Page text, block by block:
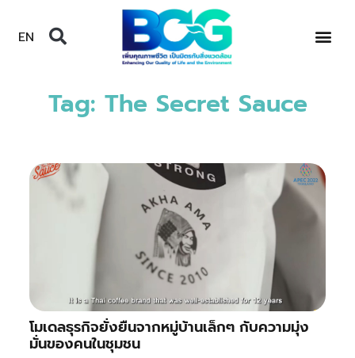
EN
Tag: The Secret Sauce
โมเดลธุรกิจยั่งยืนจากหมู่บ้านเล็กๆ กับความมุ่ง
มั่นของคนในชุมชน